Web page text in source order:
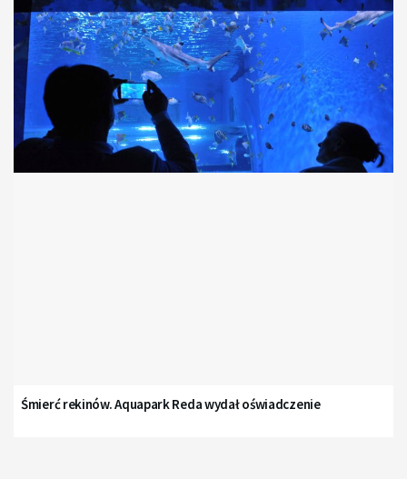
Śmierć rekinów. Aquapark Reda wydał oświadczenie